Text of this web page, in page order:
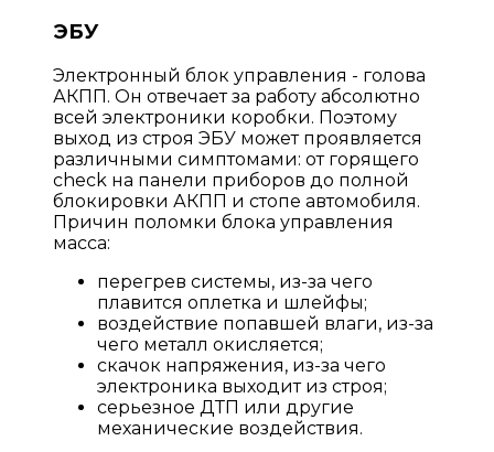
ЭБУ
Электронный блок управления - голова
АКПП. Он отвечает за работу абсолютно
всей электроники коробки. Поэтому
выход из строя ЭБУ может проявляется
различными симптомами: от горящего
check на панели приборов до полной
блокировки АКПП и стопе автомобиля.
Причин поломки блока управления
масса:
перегрев системы, из-за чего
плавится оплетка и шлейфы;
воздействие попавшей влаги, из-за
чего металл окисляется;
скачок напряжения, из-за чего
электроника выходит из строя;
серьезное ДТП или другие
механические воздействия.